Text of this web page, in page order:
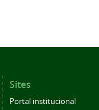
Sites
Portal institucional